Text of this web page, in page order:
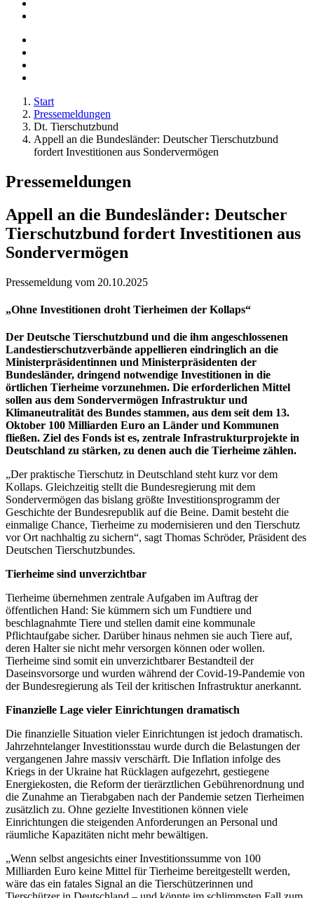
Start
Pressemeldungen
Dt. Tierschutzbund
Appell an die Bundesländer: Deutscher Tierschutzbund
fordert Investitionen aus Sondervermögen
Pressemeldungen
Appell an die Bundesländer: Deutscher
Tierschutzbund fordert Investitionen aus
Sondervermögen
Pressemeldung vom 20.10.2025
„Ohne Investitionen droht Tierheimen der Kollaps“
Der Deutsche Tierschutzbund und die ihm angeschlossenen
Landestierschutzverbände appellieren eindringlich an die
Ministerpräsidentinnen und Ministerpräsidenten der
Bundesländer, dringend notwendige Investitionen in die
örtlichen Tierheime vorzunehmen. Die erforderlichen Mittel
sollen aus dem Sondervermögen Infrastruktur und
Klimaneutralität des Bundes stammen, aus dem seit dem 13.
Oktober 100 Milliarden Euro an Länder und Kommunen
fließen. Ziel des Fonds ist es, zentrale Infrastrukturprojekte in
Deutschland zu stärken, zu denen auch die Tierheime zählen.
„Der praktische Tierschutz in Deutschland steht kurz vor dem
Kollaps. Gleichzeitig stellt die Bundesregierung mit dem
Sondervermögen das bislang größte Investitionsprogramm der
Geschichte der Bundesrepublik auf die Beine. Damit besteht die
einmalige Chance, Tierheime zu modernisieren und den Tierschutz
vor Ort nachhaltig zu sichern“, sagt Thomas Schröder, Präsident des
Deutschen Tierschutzbundes.
Tierheime sind unverzichtbar
Tierheime übernehmen zentrale Aufgaben im Auftrag der
öffentlichen Hand: Sie kümmern sich um Fundtiere und
beschlagnahmte Tiere und stellen damit eine kommunale
Pflichtaufgabe sicher. Darüber hinaus nehmen sie auch Tiere auf,
deren Halter sie nicht mehr versorgen können oder wollen.
Tierheime sind somit ein unverzichtbarer Bestandteil der
Daseinsvorsorge und wurden während der Covid-19-Pandemie von
der Bundesregierung als Teil der kritischen Infrastruktur anerkannt.
Finanzielle Lage vieler Einrichtungen dramatisch
Die finanzielle Situation vieler Einrichtungen ist jedoch dramatisch.
Jahrzehntelanger Investitionsstau wurde durch die Belastungen der
vergangenen Jahre massiv verschärft. Die Inflation infolge des
Kriegs in der Ukraine hat Rücklagen aufgezehrt, gestiegene
Energiekosten, die Reform der tierärztlichen Gebührenordnung und
die Zunahme an Tierabgaben nach der Pandemie setzen Tierheimen
zusätzlich zu. Ohne gezielte Investitionen können viele
Einrichtungen die steigenden Anforderungen an Personal und
räumliche Kapazitäten nicht mehr bewältigen.
„Wenn selbst angesichts einer Investitionssumme von 100
Milliarden Euro keine Mittel für Tierheime bereitgestellt werden,
wäre das ein fatales Signal an die Tierschützerinnen und